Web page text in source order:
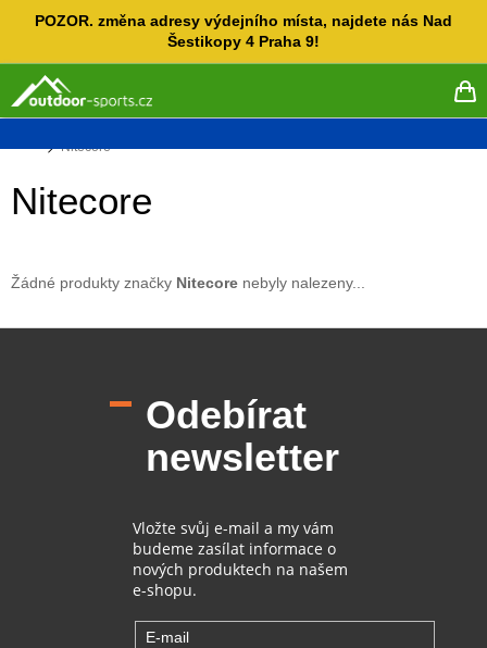
POZOR. změna adresy výdejního místa, najdete nás Nad
Šestikopy 4 Praha 9!
Domů
Nitecore
Nitecore
Žádné produkty značky Nitecore nebyly nalezeny...
Odebírat
newsletter
Vložte svůj e-mail a my vám
budeme zasílat informace o
nových produktech na našem
e-shopu.
E-mail